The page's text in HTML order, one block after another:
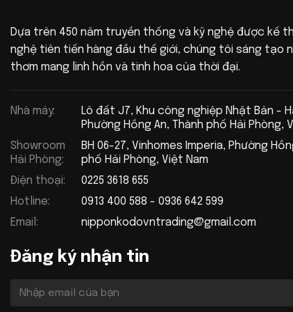
Dựa trên 450 năm truyền thống và kỹ nghệ được kế
nghệ tiên tiến hàng đầu thế giới, chúng tôi sáng tạo
thơm mang linh hồn và tinh hoa của thời đại.
Nhà máy:
Lô đất J7, Khu công nghiệp Nhật Bản -
Phường Hồng An, Thành phố Hải Phòng,
Showroom
Hải Phòng:
BH 06-27, Vinhomes Imperia, Phường
phố Hải Phòng, Việt Nam
Điện thoại:
0225 3618 655
Hotline:
0913 400 588 - 0936 642 599
Email:
nipponkodovntrading@gmail.com
Đăng ký nhận tin